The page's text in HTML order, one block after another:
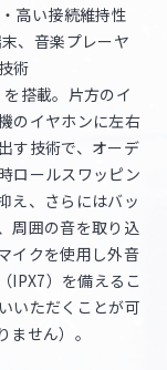
高い接続維持性
、音楽プレーヤ
術
搭載。片方のイ
のイヤホンに左右
す技術で、オーデ
ロールスワッピン
え、さらにはバッ
周囲の音を取り込
イクを使用し外音
IPX7）を備えるこ
いただくことが可
せん）。